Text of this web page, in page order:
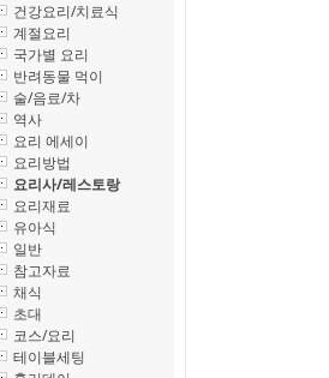
건강요리/치료식
계절요리
국가별 요리
반려동물 먹이
술/음료/차
역사
요리 에세이
요리방법
요리사/레스토랑
요리재료
유아식
일반
참고자료
채식
초대
코스/요리
테이블세팅